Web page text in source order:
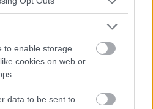
to enable storage
cookies on web or
data to be sent to
ANXIEUX